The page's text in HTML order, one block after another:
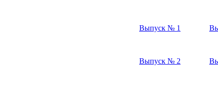
Выпуск № 1
Выпуск № 2